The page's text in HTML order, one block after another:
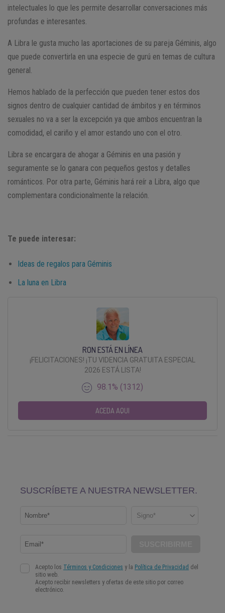
intelectuales lo que les permite desarrollar conversaciones más
profundas e interesantes.
A Libra le gusta mucho las aportaciones de su pareja Géminis, algo
que puede convertirla en una especie de gurú en temas de cultura
general.
Hemos hablado de la perfección que pueden tener estos dos
signos dentro de cualquier cantidad de ámbitos y en términos
sexuales no va a ser la excepción ya que ambos encuentran la
comodidad, el cariño y el amor estando uno con el otro.
Libra se encargara de ahogar a Géminis en una pasión y
seguramente se lo ganara con pequeños gestos y detalles
románticos. Por otra parte, Géminis hará reír a Libra, algo que
complementara condicionalmente la relación.
Te puede interesar:
Ideas de regalos para Géminis
La luna en Libra
RON ESTÁ EN LÍNEA
¡FELICITACIONES! ¡TU VIDENCIA GRATUITA ESPECIAL
2026 ESTÁ LISTA!
98.1% (1312)
ACEDA AQUI